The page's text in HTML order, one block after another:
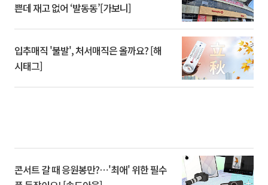
쁜데 재고 없어 ‘발동동’[가보니]
입추매직 '불발', 처서매직은 올까요? [해
시태그]
콘서트 갈 때 응원봉만?⋯'최애' 위한 필수